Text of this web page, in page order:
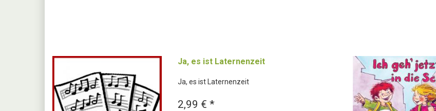
Ja, es ist Laternenzeit
Ja, es ist Laternenzeit
2,99 € *